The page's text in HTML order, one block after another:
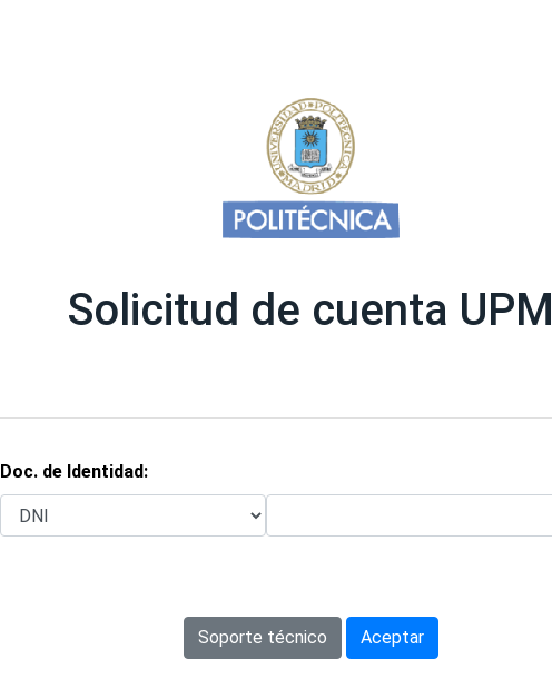
Solicitud de cuenta UPM
Doc. de Identidad:
Soporte técnico Aceptar